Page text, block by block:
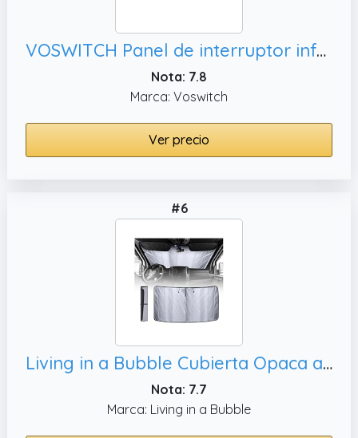
VOSWITCH Panel de interruptor inferior programable de 12 interruptores, Jeep Wrangler JL y Gladiator JT 18-24
Nota: 7.8
Marca: Voswitch
Ver precio
#6
Living in a Bubble Cubierta Opaca aislada para Parabrisas para Mercedes Sprinter NCV3 y VS30, Accesorios y Esenciales para Van Life
Nota: 7.7
Marca: Living in a Bubble